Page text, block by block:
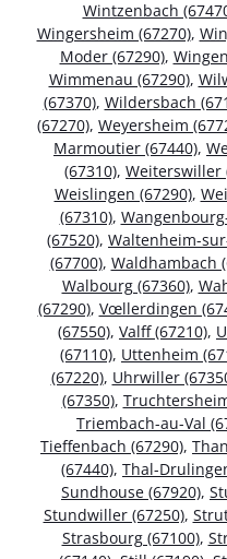
Wintzenbach
Wingersheim (67270),
Moder (67290),
Wimmenau (67290),
(67370), Wildersbach
(67270), Weyersheim
Marmoutier (67440),
(67310), Weiterswiller
Weislingen (67290),
(67310),
(67520), Waltenheim-
(67700), Waldhambach
Walbourg (67360),
(67290), Vœllerdingen
(67550), Valff (67210),
(67110), Uttenheim
(67220), Uhrwiller
(67350),
Triembach-au-Val
Tieffenbach (67290),
(67440), Thal-
Sundhouse (67920),
Stundwiller (67250),
Strasbourg (67100),